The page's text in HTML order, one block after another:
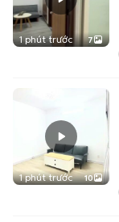
1 phút trước 7
1 phút trước 10